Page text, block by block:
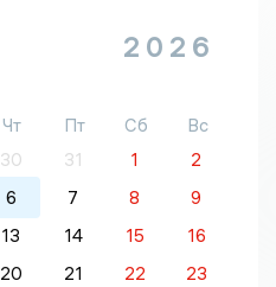
2026
Чт Пт Сб
Вс
30 31 1
2
6 7 8
9
13 14 15
16
20 21 22
23